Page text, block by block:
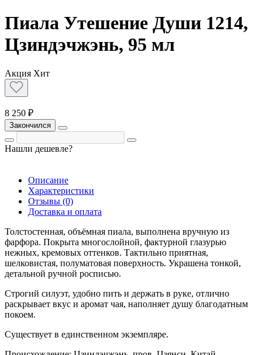
Пиала Утешение Души 1214,
Цзиндэчжэнь, 95 мл
Акция Хит
8 250 ₽
Закончился
Нашли дешевле?
Описание
Характеристики
Отзывы (0)
Доставка и оплата
Толстостенная, объёмная пиала, выполнена вручную из
фарфора. Покрыта многослойной, фактурной глазурью
нежных, кремовых оттенков. Тактильно приятная,
шелковистая, полуматовая поверхность. Украшена тонкой,
детальной ручной росписью.
Строгий силуэт, удобно пить и держать в руке, отлично
раскрывает вкус и аромат чая, наполняет душу благодатным
покоем.
Существует в единственном экземпляре.